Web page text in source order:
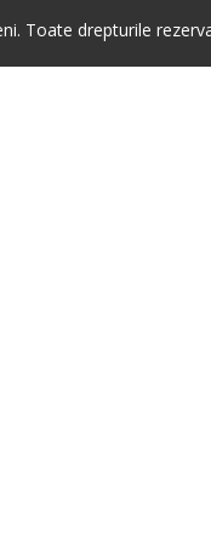
Toate drepturile